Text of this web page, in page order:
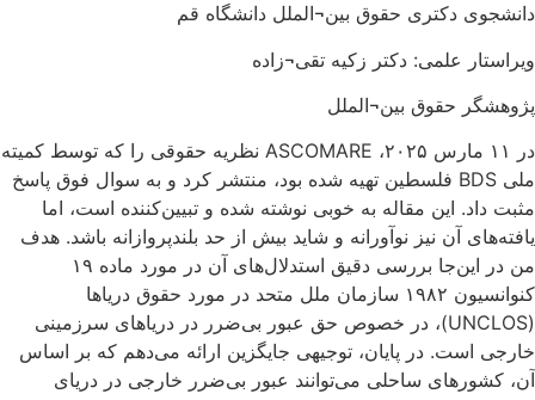
دانشجوی دکتری حقوق بین¬الملل دانشگاه قم
ویراستار علمی: دکتر زکیه تقی¬زاده
پژوهشگر حقوق بین¬الملل
در ۱۱ مارس ۲۰۲۵، ASCOMARE نظریه حقوقی را که توسط کمیته
ملی BDS فلسطین تهیه شده بود، منتشر کرد و به سوال فوق پاسخ
مثبت داد. این مقاله به خوبی نوشته شده و تبیین‌کننده است، اما
یافته‌های آن نیز نوآورانه و شاید بیش از حد بلندپروازانه باشد. هدف
من در این‌جا بررسی دقیق استدلال‌های آن در مورد ماده ۱۹
کنوانسیون ۱۹۸۲ سازمان ملل متحد در مورد حقوق دریاها
(UNCLOS)، در خصوص حق عبور بی‌ضرر در دریاهای سرزمینی
خارجی است. در پایان، توجیهی جایگزین ارائه می‌دهم که بر اساس
آن، کشورهای ساحلی می‌توانند عبور بی‌ضرر خارجی در دریای